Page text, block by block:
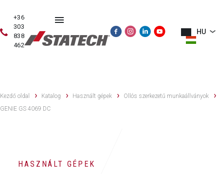
+36
303
838
462
HU
Kezdő oldal Katalog Használt gépek
Ollós szerkezetű munkaállványok
GENIE GS 4069 DC
HASZNÁLT GÉPEK